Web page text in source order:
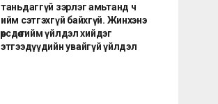
таньдаггүй зэрлэг амьтанд ч
ийм сэтгэхгүй байхгүй. Жинхэнэ
өөрсдөө тийм үйлдэл хийдэг
этгээдүүдийн увайгүй үйлдэл